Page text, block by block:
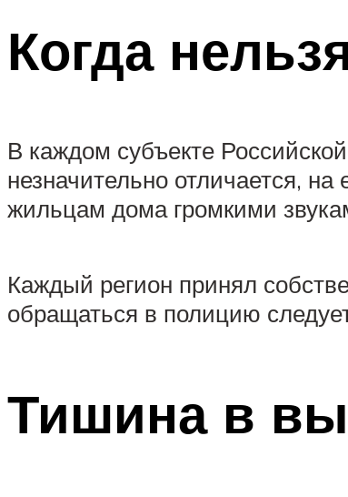
Когда
В каждом субъекте
незначительно отличается,
жильцам дома громкими
Каждый регион принял
обращаться в полицию
Тишина в